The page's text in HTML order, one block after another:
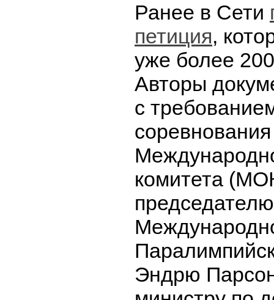
Ранее в Сети
петиция,
уже более
Авторы
с
соревнования
комитета
председателю
Эндрю